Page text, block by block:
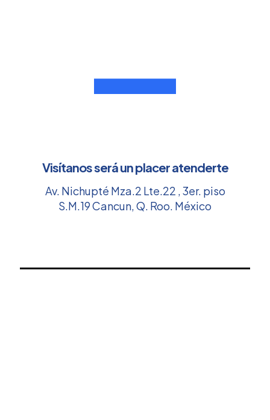
Visítanos será un placer atenderte
Av. Nichupté Mza.2 Lte.22 , 3er. piso
S.M.19 Cancun, Q. Roo. México